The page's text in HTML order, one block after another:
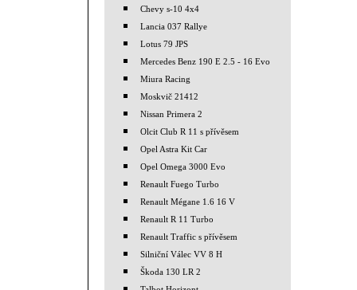
Chevy s-10 4x4
Lancia 037 Rallye
Lotus 79 JPS
Mercedes Benz 190 E 2.5 - 16 Evo
Miura Racing
Moskvič 21412
Nissan Primera 2
Olcit Club R 11 s přívěsem
Opel Astra Kit Car
Opel Omega 3000 Evo
Renault Fuego Turbo
Renault Mégane 1.6 16 V
Renault R 11 Turbo
Renault Traffic s přívěsem
Silniční Válec VV 8 H
Škoda 130 LR 2